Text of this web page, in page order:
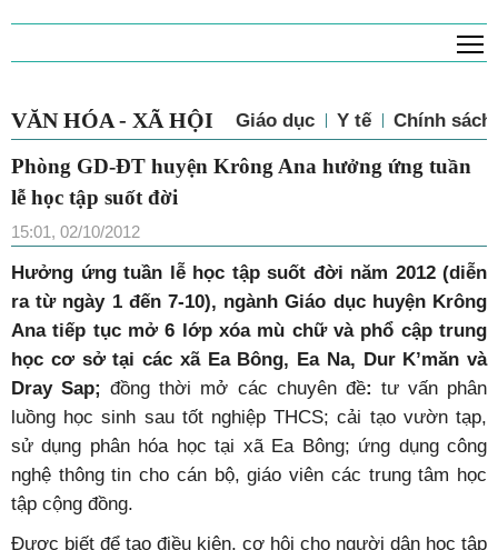
VĂN HÓA - XÃ HỘI Giáo dục Y tế Chính sách
Phòng GD-ĐT huyện Krông Ana hưởng ứng tuần
lễ học tập suốt đời
15:01, 02/10/2012
Hưởng ứng tuần lễ học tập suốt đời năm 2012 (diễn
ra từ ngày 1 đến 7-10), ngành Giáo dục huyện Krông
Ana tiếp tục mở 6 lớp xóa mù chữ và phổ cập trung
học cơ sở tại các xã Ea Bông, Ea Na, Dur K’măn và
Dray Sap;đồng thời mở các chuyên đề: tư vấn phân
luồng học sinh sau tốt nghiệp THCS; cải tạo vườn tạp,
sử dụng phân hóa học tại xã Ea Bông; ứng dụng công
nghệ thông tin cho cán bộ, giáo viên các trung tâm học
tập cộng đồng.
Được biết để tạo điều kiện, cơ hội cho người dân học tập